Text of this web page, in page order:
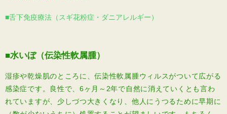
■舌下免疫療法（スギ花粉症・ダニアレルギー）
■水いぼ（伝染性軟属腫）
湿疹や乾燥肌のところに、伝染性軟属腫ウィルスがついて広がる
感染症です。良性で、6ヶ月～2年で自然に消えていくとも言わ
れていますが、少しづつ大きくなり、他人にうつるために早期に